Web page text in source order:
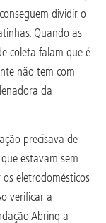
dividir o
Quando as
coleta falam que é
não tem com
da
precisava de
estavam sem
eletrodomésticos
verificar a
Abrinq a